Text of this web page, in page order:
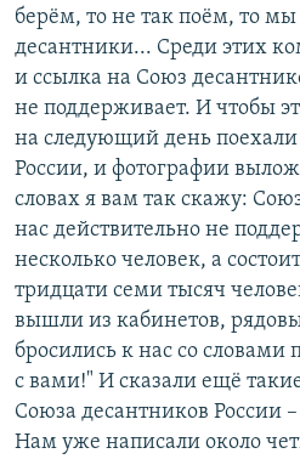
берём, то не так поём, то
десантники... Среди этих
и ссылка на Союз
не поддерживает. И чтобы
на следующий день
России, и фотографии
словах я вам так скажу:
нас действительно не
несколько человек, а
тридцати семи тысяч
вышли из кабинетов,
бросились к нас со
с вами!" И сказали ещё
Союза десантников России
Нам уже написали около